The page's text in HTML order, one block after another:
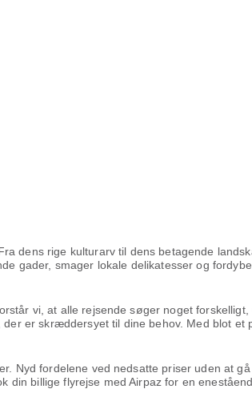
dens rige kulturarv til dens betagende
gader, smager lokale delikatesser og
vi, at alle rejsende søger noget
er skræddersyet til dine behov. Med blot et
Nyd fordelene ved nedsatte priser uden at
billige flyrejse med Airpaz for en